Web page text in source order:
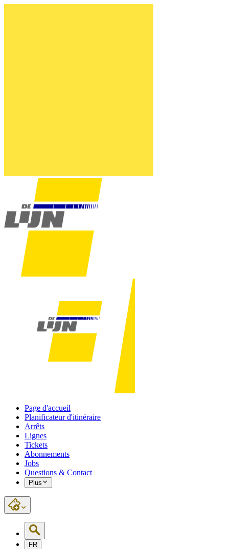
Page d'accueil
Planificateur d'itinéraire
Arrêts
Lignes
Tickets
Abonnements
Jobs
Questions & Contact
Plus
FR